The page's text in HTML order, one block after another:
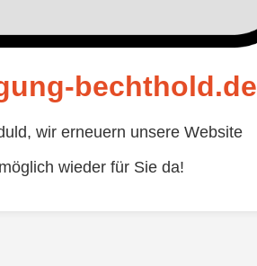
bechthold.de
wir erneuern unsere Website
wieder für Sie da!